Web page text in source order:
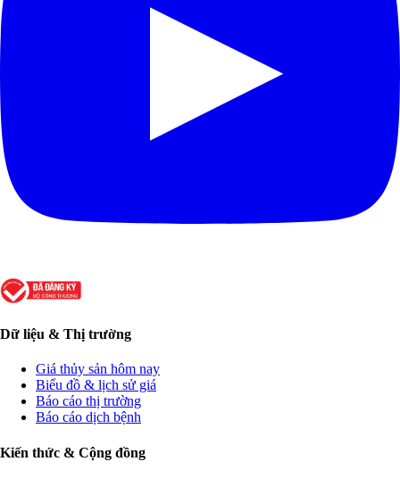
Dữ liệu & Thị trường
Giá thủy sản hôm nay
Biểu đồ & lịch sử giá
Báo cáo thị trường
Báo cáo dịch bệnh
Kiến thức & Cộng đồng